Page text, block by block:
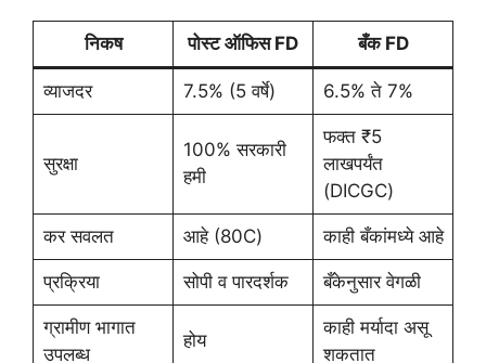
निकष पोस्ट ऑफिस FD बँक FD
व्याजदर 7.5% (5 वर्षे) 6.5% ते 7%
सुरक्षा
100% सरकारी
हमी
फक्त ₹5
लाखपर्यंत
(DICGC)
कर सवलत आहे (80C) काही बँकांमध्ये आहे
प्रक्रिया सोपी व पारदर्शक बँकेनुसार वेगळी
ग्रामीण भागात
उपलब्ध
होय
काही मर्यादा असू
शकतात